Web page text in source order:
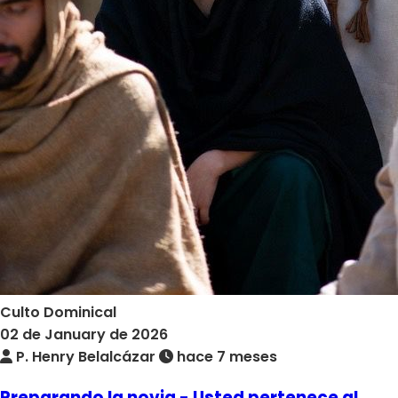
Culto Dominical
02 de January de 2026
P. Henry Belalcázar
hace 7 meses